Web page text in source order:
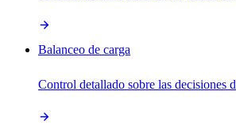
Balanceo de carga
Control detallado sobre las decisiones